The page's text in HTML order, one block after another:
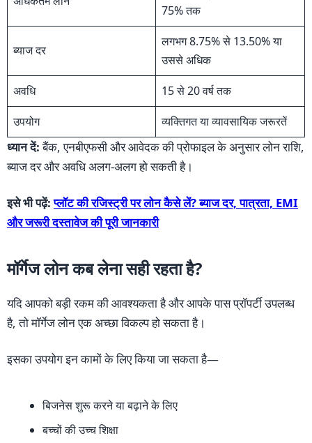
75% तक
ब्याज दर
लगभग 8.75% से 13.50% या
उससे अधिक
अवधि
15 से 20 वर्ष तक
उपयोग
व्यक्तिगत या व्यावसायिक जरूरतें
ध्यान दें:बैंक, एनबीएफसी और आवेदक की प्रोफाइल के अनुसार लोन राशि,
ब्याज दर और अवधि अलग-अलग हो सकती है।
इसे भी पढ़ें:प्लॉट की रजिस्ट्री पर लोन कैसे लें? ब्याज दर, पात्रता, EMI
और जरूरी दस्तावेज की पूरी जानकारी
मॉर्गेज लोन कब लेना सही रहता है?
यदि आपको बड़ी रकम की आवश्यकता है और आपके पास प्रॉपर्टी उपलब्ध
है, तो मॉर्गेज लोन एक अच्छा विकल्प हो सकता है।
इसका उपयोग इन कामों के लिए किया जा सकता है—
बिजनेस शुरू करने या बढ़ाने के लिए
बच्चों की उच्च शिक्षा